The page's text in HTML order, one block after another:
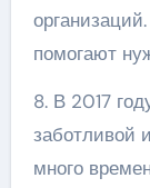
помогают
8. В 2017
заботливой
много